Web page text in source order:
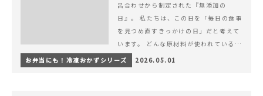
呂合わせから制定された『無添加の
日』。 私たちは、この日を「毎日の食事
を見つめ直すきっかけの日」だと考えて
います。 どんな原材料が使われているの
か。 どのようにつくられているのか。&
hellip; 続きを読む 【6月10日（無添加
お弁当にも！冷凍おかずシリーズ 2026.05.01